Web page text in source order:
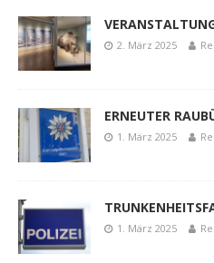
2. März 2025
ERNEUTER
1. März 2025
1. März 2025